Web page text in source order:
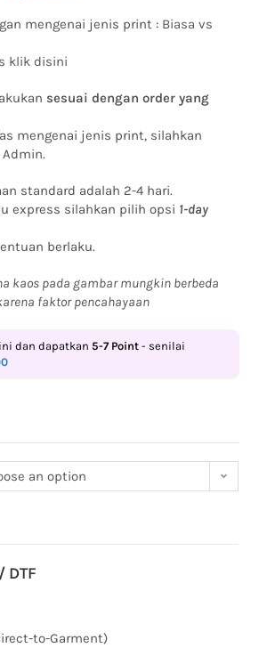
mengenai jenis print : Biasa vs
klik disini
sesuai dengan order yang
mengenai jenis print, silahkan
standard adalah 2-4 hari.
express silahkan pilih opsi 1-day
berlaku.
kaos pada gambar mungkin berbeda
faktor pencahayaan
dan dapatkan 5-7Point - senilai
an option
DTF
to-Garment)